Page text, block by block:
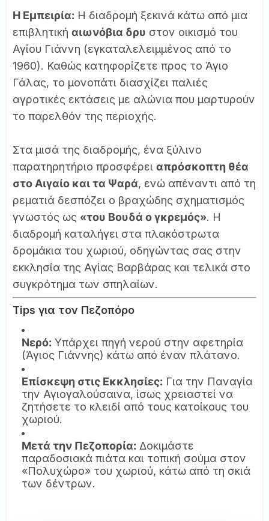
Η Εμπειρία: Η διαδρομή ξεκινά κάτω από μια
επιβλητική αιωνόβια δρυ στον οικισμό του
Αγίου Γιάννη (εγκαταλελειμμένος από το
1960). Καθώς κατηφορίζετε προς το Άγιο
Γάλας, το μονοπάτι διασχίζει παλιές
αγροτικές εκτάσεις με αλώνια που μαρτυρούν
το παρελθόν της περιοχής.
Στα μισά της διαδρομής, ένα ξύλινο
παρατηρητήριο προσφέρει απρόσκοπτη θέα
στο Αιγαίο και τα Ψαρά, ενώ απέναντι από τη
ρεματιά δεσπόζει ο βραχώδης σχηματισμός
γνωστός ως «του Βουδά ο γκρεμός». Η
διαδρομή καταλήγει στα πλακόστρωτα
δρομάκια του χωριού, οδηγώντας σας στην
εκκλησία της Αγίας Βαρβάρας και τελικά στο
συγκρότημα των σπηλαίων.
Tips για τον Πεζοπόρο
Νερό: Υπάρχει πηγή νερού στην αφετηρία
(Άγιος Γιάννης) κάτω από έναν πλάτανο.
Επίσκεψη στις Εκκλησίες: Για την Παναγία
την Αγιογαλούσαινα, ίσως χρειαστεί να
ζητήσετε το κλειδί από τους κατοίκους του
χωριού.
Μετά την Πεζοπορία: Δοκιμάστε
παραδοσιακά πιάτα και τοπική σούμα στον
«Πολυχώρο» του χωριού, κάτω από τη σκιά
των δέντρων.